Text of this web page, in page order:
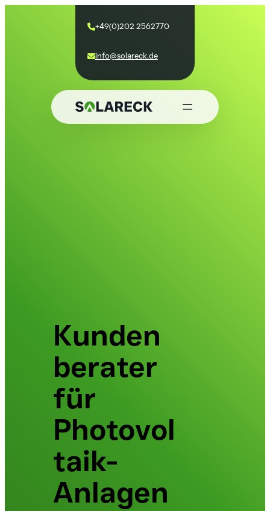
+49(0)202 2562770
info@solareck.de
Kunden
berater
für
Photovol
taik-
Anlagen